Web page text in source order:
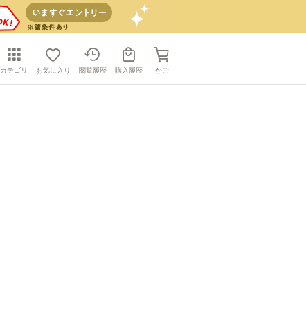
カテゴリ お気に入り 閲覧履歴 購入履歴 かご